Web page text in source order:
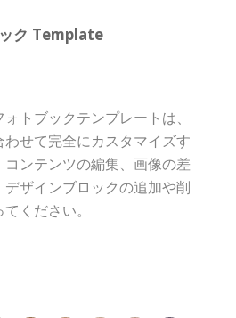
ク Template
トブックテンプレートは、
せて完全にカスタマイズす
ンテンツの編集、画像の差
デザインブロックの追加や削
ください。